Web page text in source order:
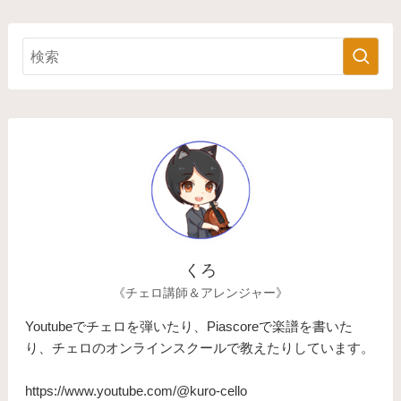
くろ
《チェロ講師＆アレンジャー》
Youtubeでチェロを弾いたり、Piascoreで楽譜を書いた
り、チェロのオンラインスクールで教えたりしています。
https://www.youtube.com/@kuro-cello